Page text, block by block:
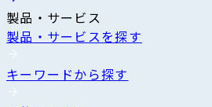
製品・サービス
製品・サービスを探す
キーワードから探す